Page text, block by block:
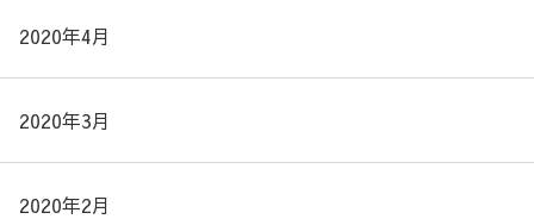
2020年4月
2020年3月
2020年2月